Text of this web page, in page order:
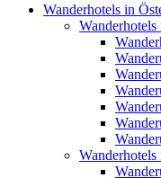
Wanderhotels in